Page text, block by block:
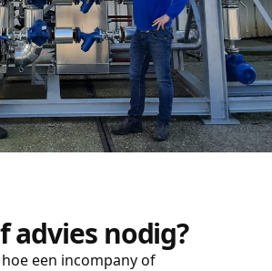
advies nodig?
een incompany of